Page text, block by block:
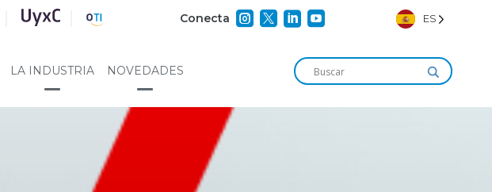
Conecta     ES
LA INDUSTRIA NOVEDADES